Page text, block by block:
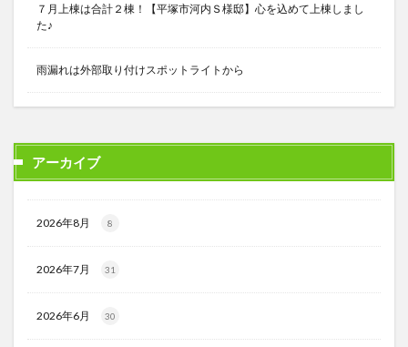
７月上棟は合計２棟！【平塚市河内Ｓ様邸】心を込めて上棟しまし
た♪
雨漏れは外部取り付けスポットライトから
アーカイブ
2026年8月 8
2026年7月 31
2026年6月 30